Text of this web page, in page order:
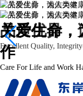
关爱生命，
作
Care For Life and Work
品质优异，
Excellent Quality,
